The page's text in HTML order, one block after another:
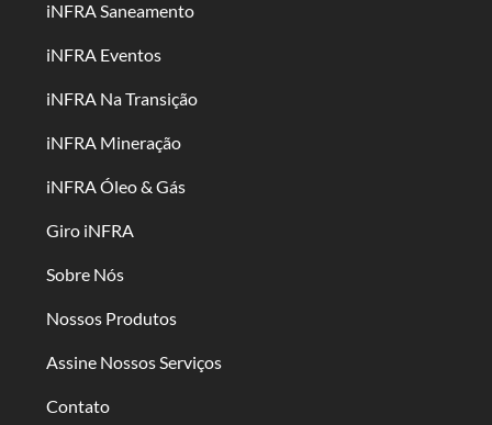
iNFRA Saneamento
iNFRA Eventos
iNFRA Na Transição
iNFRA Mineração
iNFRA Óleo & Gás
Giro iNFRA
Sobre Nós
Nossos Produtos
Assine Nossos Serviços
Contato